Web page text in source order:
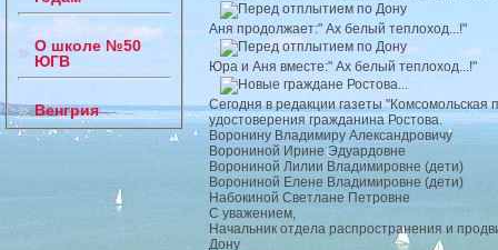
О школе №50
ЮГВ
Венгрия
Аня продолжает:" Ах белый теплоход...!"
Юра и Аня вместе:" Ах белый теплоход...!"
Сегодня в редакции газеты
удостоверения гражданина Ростова.
Воронину Владимиру Александровичу
Ворониной Ирине Эдуардовне
Ворониной Лилии Владимировне (дети)
Ворониной Елене Владимировне (дети)
Набокиной Светлане Петровне
С уважением,
Начальник отдела распространения и
Дону